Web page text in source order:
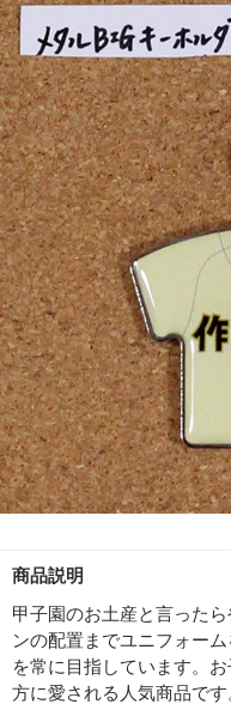
商品説明
甲子園のお土産と言った
ンの配置までユニフォー
を常に目指しています。
方に愛される人気商品です